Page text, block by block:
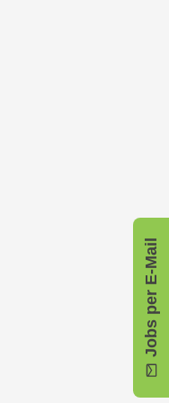
Jobs per E-Mail